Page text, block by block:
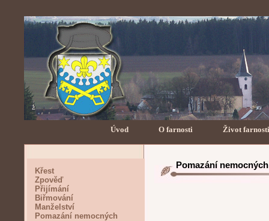
Úvod O farnosti Život farnosti
Křest
Zpověď
Přijímání
Biřmování
Manželství
Pomazání nemocných
Pomazání nemocných